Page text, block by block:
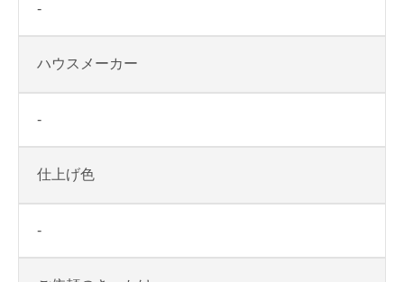
-
ハウスメーカー
-
仕上げ色
-